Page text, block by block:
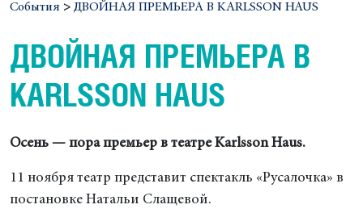
События > ДВОЙНАЯ ПРЕМЬЕРА В KARLSSON HAUS
ДВОЙНАЯ ПРЕМЬЕРА В
KARLSSON HAUS
Осень — пора премьер в театре Karlsson Haus.
11 ноября театр представит спектакль «Русалочка» в
постановке Натальи Слащевой.